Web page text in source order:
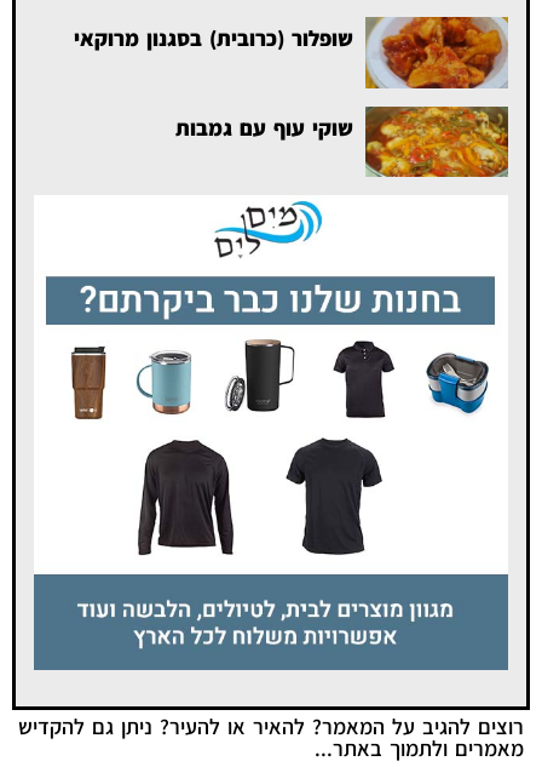
שופלור (כרובית) בסגנון מרוקאי
שוקי עוף עם גמבות
רוצים להגיב על המאמר? להאיר או להעיר? ניתן גם להקדיש
מאמרים ולתמוך באתר...